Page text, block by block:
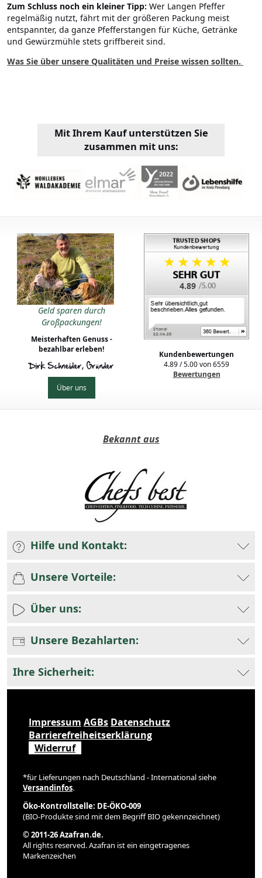
Zum Schluss noch ein kleiner Tipp: Wer Langen Pfeffer
regelmäßig nutzt, fährt mit der größeren Packung meist
entspannter, da ganze Pfefferstangen für Küche, Getränke
und Gewürzmühle stets griffbereit sind.
Was Sie über unsere Qualitäten und Preise wissen sollten.
Mit Ihrem Kauf unterstützen Sie
zusammen mit uns:
Geld sparen durch
Großpackungen!
Meisterhaften Genuss -
bezahlbar erleben!
Dirk Schneider, Gründer
Über uns
4.89
Kundenbewertungen
4.89/5.00von6559
Bewertungen
Bekannt aus
Hilfe und Kontakt:
Unsere Vorteile:
Über uns:
Unsere Bezahlarten:
Ihre Sicherheit:
Impressum AGBs Datenschutz
Barrierefreiheitserklärung
Widerruf
*für Lieferungen nach Deutschland - International siehe
Versandinfos.
Öko-Kontrollstelle: DE-ÖKO-009
(BIO-Produkte sind mit dem Begriff BIO gekennzeichnet)
© 2011-26 Azafran.de.
All rights reserved. Azafran ist ein eingetragenes
Markenzeichen